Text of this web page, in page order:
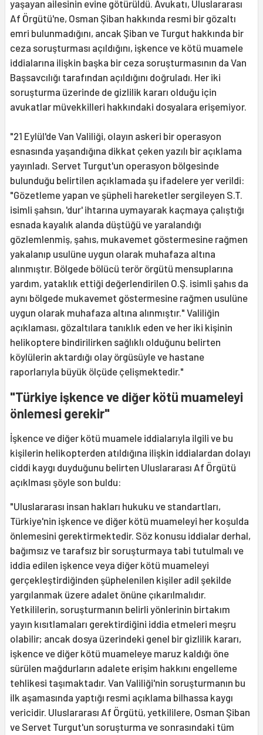
yaşayan ailesinin evine götürüldü. Avukatı, Uluslararası
Af Örgütü'ne, Osman Şiban hakkında resmi bir gözaltı
emri bulunmadığını, ancak Şiban ve Turgut hakkında bir
ceza soruşturması açıldığını, işkence ve kötü muamele
iddialarına ilişkin başka bir ceza soruşturmasının da Van
Başsavcılığı tarafından açıldığını doğruladı. Her iki
soruşturma üzerinde de gizlilik kararı olduğu için
avukatlar müvekkilleri hakkındaki dosyalara erişemiyor.
"21 Eylül'de Van Valiliği, olayın askeri bir operasyon
esnasında yaşandığına dikkat çeken yazılı bir açıklama
yayınladı. Servet Turgut'un operasyon bölgesinde
bulunduğu belirtilen açıklamada şu ifadelere yer verildi:
"Gözetleme yapan ve şüpheli hareketler sergileyen S.T.
isimli şahsın, 'dur' ihtarına uymayarak kaçmaya çalıştığı
esnada kayalık alanda düştüğü ve yaralandığı
gözlemlenmiş, şahıs, mukavemet göstermesine rağmen
yakalanıp usulüne uygun olarak muhafaza altına
alınmıştır. Bölgede bölücü terör örgütü mensuplarına
yardım, yataklık ettiği değerlendirilen O.Ş. isimli şahıs da
aynı bölgede mukavemet göstermesine rağmen usulüne
uygun olarak muhafaza altına alınmıştır." Valiliğin
açıklaması, gözaltılara tanıklık eden ve her iki kişinin
helikoptere bindirilirken sağlıklı olduğunu belirten
köylülerin aktardığı olay örgüsüyle ve hastane
raporlarıyla büyük ölçüde çelişmektedir."
"Türkiye işkence ve diğer kötü muameleyi
önlemesi gerekir"
İşkence ve diğer kötü muamele iddialarıyla ilgili ve bu
kişilerin helikopterden atıldığına ilişkin iddialardan dolayı
ciddi kaygı duyduğunu belirten Uluslararası Af Örgütü
açıklması şöyle son buldu:
"Uluslararası insan hakları hukuku ve standartları,
Türkiye'nin işkence ve diğer kötü muameleyi her koşulda
önlemesini gerektirmektedir. Söz konusu iddialar derhal,
bağımsız ve tarafsız bir soruşturmaya tabi tutulmalı ve
iddia edilen işkence veya diğer kötü muameleyi
gerçekleştirdiğinden şüphelenilen kişiler adil şekilde
yargılanmak üzere adalet önüne çıkarılmalıdır.
Yetkililerin, soruşturmanın belirli yönlerinin birtakım
yayın kısıtlamaları gerektirdiğini iddia etmeleri meşru
olabilir; ancak dosya üzerindeki genel bir gizlilik kararı,
işkence ve diğer kötü muameleye maruz kaldığı öne
sürülen mağdurların adalete erişim hakkını engelleme
tehlikesi taşımaktadır. Van Valiliği'nin soruşturmanın bu
ilk aşamasında yaptığı resmi açıklama bilhassa kaygı
vericidir. Uluslararası Af Örgütü, yetkililere, Osman Şiban
ve Servet Turgut'un soruşturma ve sonrasındaki tüm